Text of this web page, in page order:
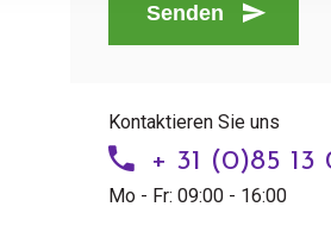
Senden
Kontaktieren Sie uns
+ 31 (0)85 13
Mo - Fr: 09:00 - 16:00